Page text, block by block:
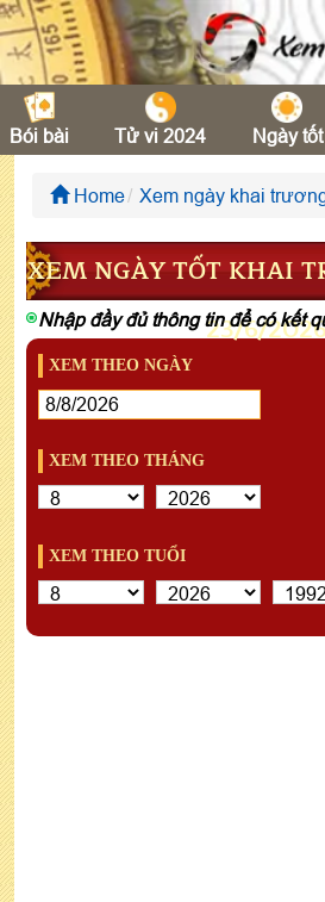
Bói bài Tử vi 2024 Ngày tốt
Home Xem ngày khai
XEM NGÀY TỐT KHAI
23/6/
Nhập đầy đủ thông tin để có kết
XEM THEO NGÀY
XEM THEO THÁNG
XEM THEO TUỔI